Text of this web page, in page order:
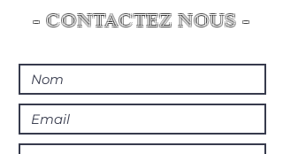
- CONTACTEZ NOUS -